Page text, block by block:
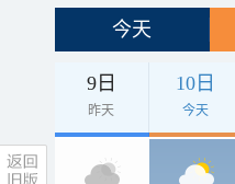
今天
9日
昨天
10日
今天